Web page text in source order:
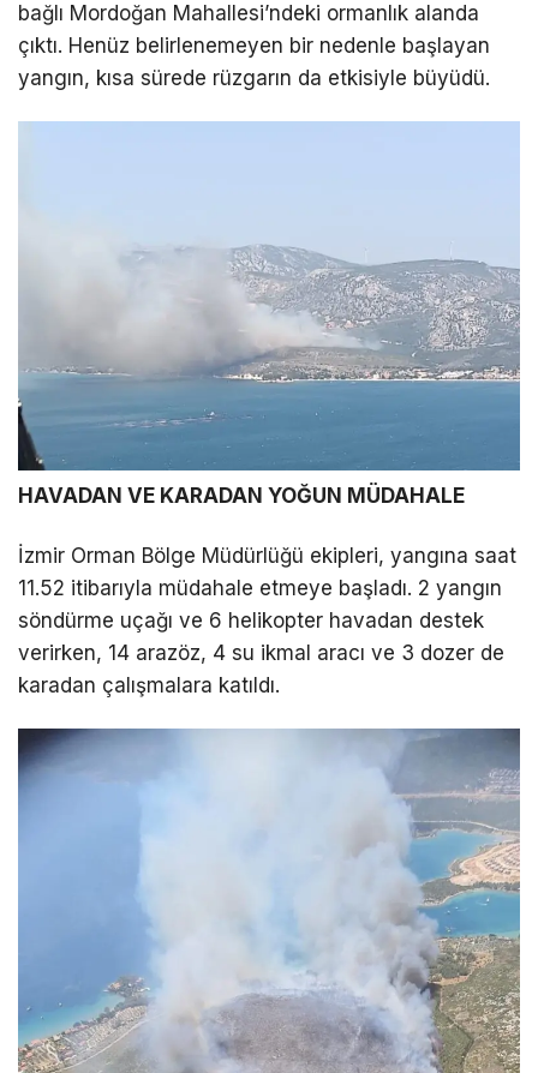
Facebook
TikTok
LinkedIn
Telegram
bağlı Mordoğan Mahallesi’ndeki ormanlık alanda
çıktı. Henüz belirlenemeyen bir nedenle başlayan
yangın, kısa sürede rüzgarın da etkisiyle büyüdü.
HAVADAN VE KARADAN YOĞUN MÜDAHALE
İzmir Orman Bölge Müdürlüğü ekipleri, yangına saat
11.52 itibarıyla müdahale etmeye başladı. 2 yangın
söndürme uçağı ve 6 helikopter havadan destek
verirken, 14 arazöz, 4 su ikmal aracı ve 3 dozer de
karadan çalışmalara katıldı.